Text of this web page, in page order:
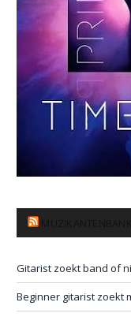
Gitarist zoekt band of
Beginner gitarist zoekt